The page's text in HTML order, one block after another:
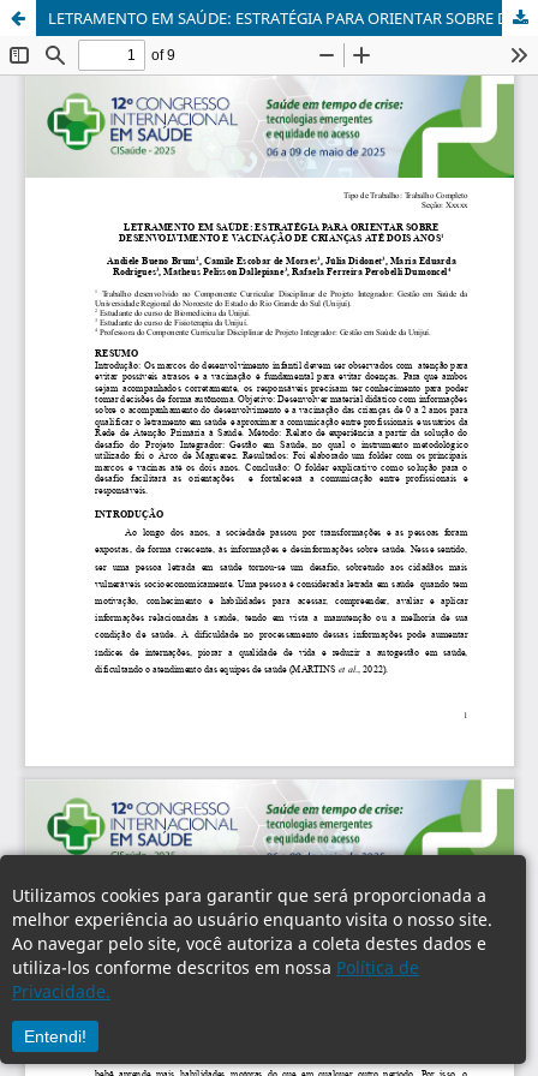
Utilizamos cookies para garantir que será proporcionada a
melhor experiência ao usuário enquanto visita o nosso site.
Ao navegar pelo site, você autoriza a coleta destes dados e
utiliza-los conforme descritos em nossa Política de
Privacidade.
Entendi!
LETRAMENTO EM SAÚDE: ESTRATÉGIA PARA ORIENTAR SOBRE DESENVOLVIMENTO E VACINAÇÃO DE CRIANÇAS ATÉ DOIS ANOS